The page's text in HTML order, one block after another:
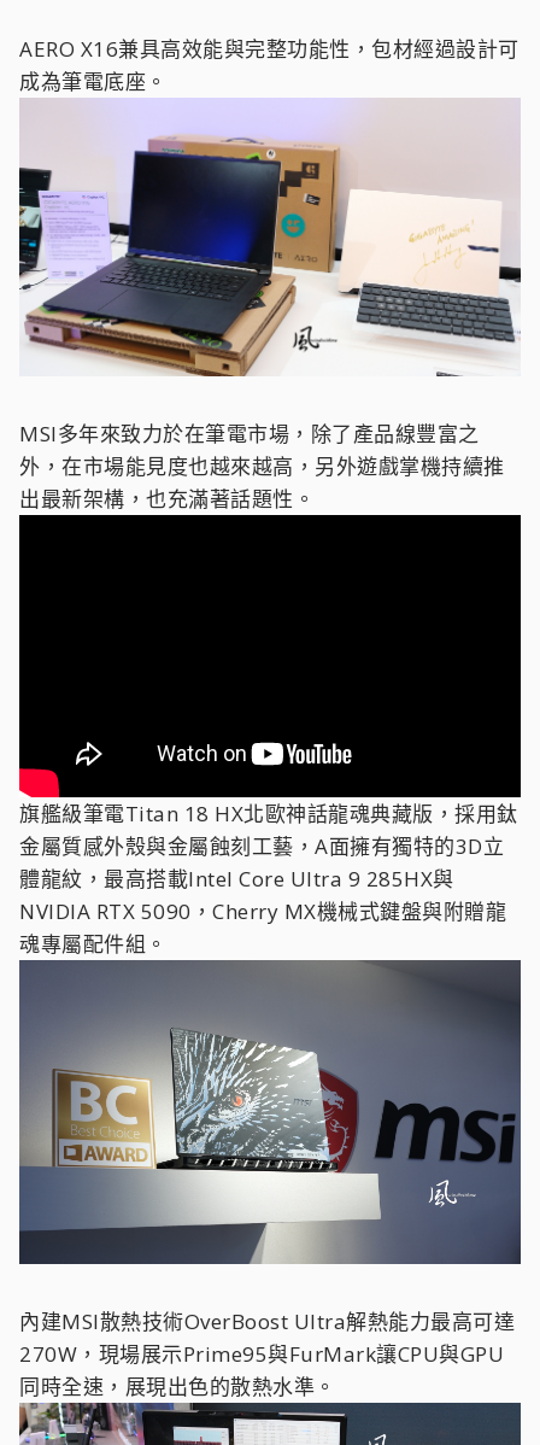
AERO X16兼具高效能與完整功能性，包材經過設計可
成為筆電底座。
MSI多年來致力於在筆電市場，除了產品線豐富之
外，在市場能見度也越來越高，另外遊戲掌機持續推
出最新架構，也充滿著話題性。
旗艦級筆電Titan 18 HX北歐神話龍魂典藏版，採用鈦
金屬質感外殼與金屬蝕刻工藝，A面擁有獨特的3D立
體龍紋，最高搭載Intel Core Ultra 9 285HX與
NVIDIA RTX 5090，Cherry MX機械式鍵盤與附贈龍
魂專屬配件組。
內建MSI散熱技術OverBoost Ultra解熱能力最高可達
270W，現場展示Prime95與FurMark讓CPU與GPU
同時全速，展現出色的散熱水準。